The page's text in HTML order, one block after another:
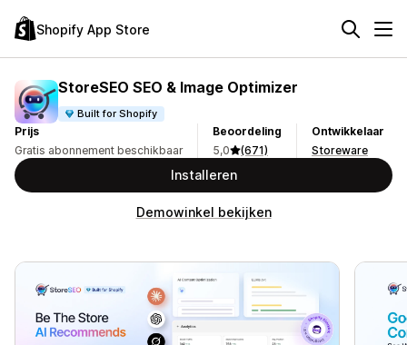
Shopify App Store
StoreSEO SEO & Image Optimizer
Built for Shopify
Prijs
Gratis abonnement beschikbaar
Beoordeling
5,0
(671)
Ontwikkelaar
Storeware
Installeren
Demowinkel bekijken